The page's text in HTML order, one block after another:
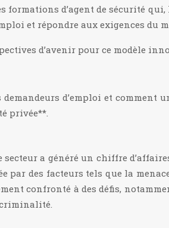
d’agent de sécurité qui,
et répondre aux exigences du
d’avenir pour ce modèle
d’emploi et comment
privée**.
a généré un chiffre
par des facteurs tels que la
confronté à des défis,
criminalité.